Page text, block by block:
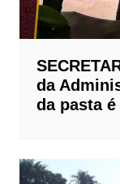
da
da pasta